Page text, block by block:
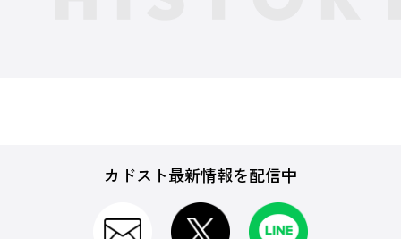
カドスト最新情報を配信中